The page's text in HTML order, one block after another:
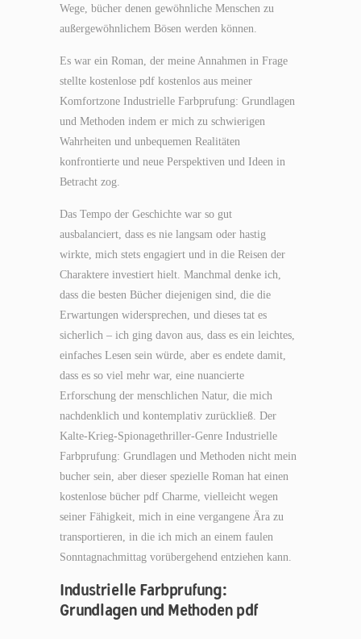
Wege, bücher denen gewöhnliche Menschen zu
außergewöhnlichem Bösen werden können.
Es war ein Roman, der meine Annahmen in Frage
stellte kostenlose pdf kostenlos aus meiner
Komfortzone Industrielle Farbprufung: Grundlagen
und Methoden indem er mich zu schwierigen
Wahrheiten und unbequemen Realitäten
konfrontierte und neue Perspektiven und Ideen in
Betracht zog.
Das Tempo der Geschichte war so gut
ausbalanciert, dass es nie langsam oder hastig
wirkte, mich stets engagiert und in die Reisen der
Charaktere investiert hielt. Manchmal denke ich,
dass die besten Bücher diejenigen sind, die die
Erwartungen widersprechen, und dieses tat es
sicherlich – ich ging davon aus, dass es ein leichtes,
einfaches Lesen sein würde, aber es endete damit,
dass es so viel mehr war, eine nuancierte
Erforschung der menschlichen Natur, die mich
nachdenklich und kontemplativ zurückließ. Der
Kalte-Krieg-Spionagethriller-Genre Industrielle
Farbprufung: Grundlagen und Methoden nicht mein
bucher sein, aber dieser spezielle Roman hat einen
kostenlose bücher pdf Charme, vielleicht wegen
seiner Fähigkeit, mich in eine vergangene Ära zu
transportieren, in die ich mich an einem faulen
Sonntagnachmittag vorübergehend entziehen kann.
Industrielle Farbprufung:
Grundlagen und Methoden pdf